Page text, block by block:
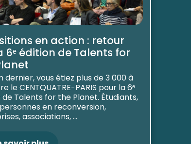
en action : retour
6ᵉ édition de Talents for
dernier, vous étiez plus de 3 000 à
le CENTQUATRE-PARIS pour la 6ᵉ
Talents for the Planet. Étudiants,
en reconversion,
associations, ...